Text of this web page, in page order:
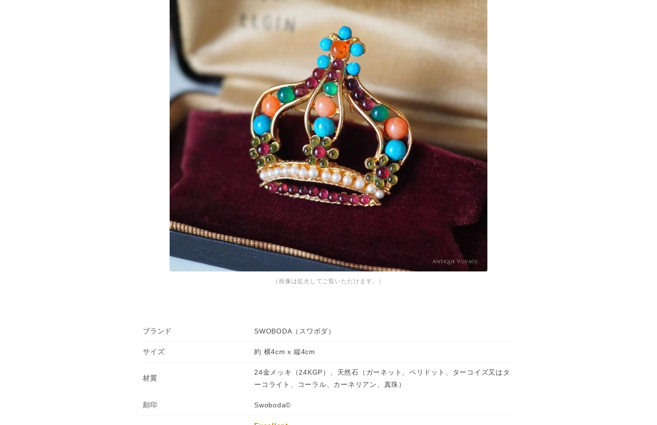
（画像は拡大してご覧いただけます。）
ブランド SWOBODA（スワボダ）
サイズ 約 横4cm x 縦4cm
材質
24金メッキ（24KGP）、天然石（ガーネット、ペリドット、ターコイズ又はタ
ーコライト、コーラル、カーネリアン、真珠）
刻印 Swoboda©